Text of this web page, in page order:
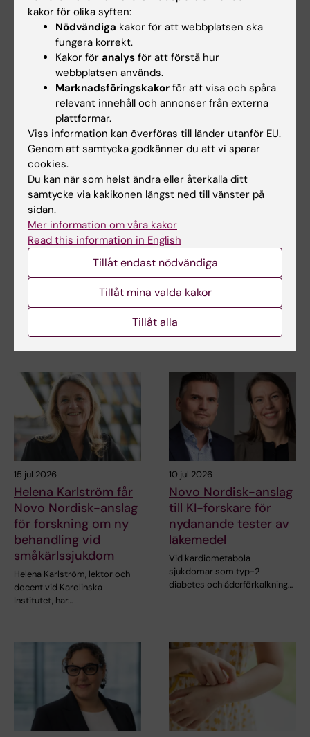
Dela
Relaterade artiklar
27 jul 2026
Juliette Foucher
tilldelas prestigefyllt
internationellt ALS-
Juliette Foucher, postdoktor
Två KI-forskare får
innovationsfinansieri
ng från Knut och
Alice Wallenbergs
Stiftelse
Professor Gonçalo Castelo-
Branco och professor Janne
Lehtiö vid KI får…
15 jul 2026
Helena Karlström får
Novo Nordisk-anslag
för forskning om ny
behandling vid
småkärlssjukdom
Helena Karlström, lektor och
docent vid Karolinska
Institutet, har…
10 jul 2026
Novo Nordisk-anslag
till KI-forskare för
nydanande tester av
läkemedel
Vid kardiometabola
sjukdomar som typ-2
diabetes och åderförkalkning…
kakor för olika syften:
Nödvändiga kakor för att webbplatsen ska
fungera korrekt.
Kakor för analys för att förstå hur
webbplatsen används.
Marknadsföringskakor för att visa och spåra
relevant innehåll och annonser från externa
plattformar.
Viss information kan överföras till länder utanför EU.
Genom att samtycka godkänner du att vi sparar
cookies.
Du kan när som helst ändra eller återkalla ditt
samtycke via kakikonen längst ned till vänster på
sidan.
Mer information om våra kakor
Read this information in English
Tillåt endast nödvändiga
Tillåt mina valda kakor
Tillåt alla